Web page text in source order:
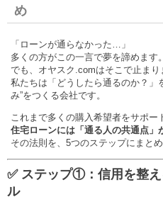
め
「ローンが通らなかった…」
多くの方がこの一言で夢を諦めます。
でも、オヤスク.comはそこで止まり
私たちは「どうしたら通るのか？」
み”をつくる会社です。
これまで多くの購入希望者をサポー
住宅ローンには「通る人の共通点」
その法則を、5つのステップにまとめ
✅ ステップ①：信用を整
ル